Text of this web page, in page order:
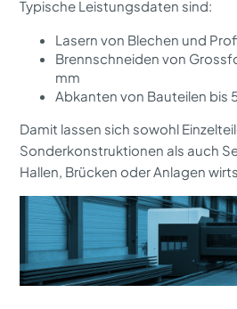
Typische Leistungsdaten sind:
Lasern von Blechen und
Brennschneiden von
mm
Abkanten von Bauteilen bis
Damit lassen sich sowohl
Sonderkonstruktionen als auch
Hallen, Brücken oder Anlagen